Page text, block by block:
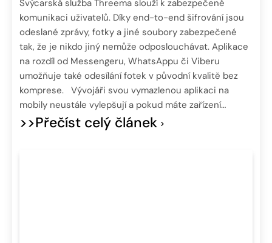
Švýcarská služba Threema slouží k zabezpečené
komunikaci uživatelů. Díky end-to-end šifrování jsou
odeslané zprávy, fotky a jiné soubory zabezpečené
tak, že je nikdo jiný nemůže odposlouchávat. Aplikace
na rozdíl od Messengeru, WhatsAppu či Viberu
umožňuje také odesílání fotek v původní kvalitě bez
komprese. Vývojáři svou vymazlenou aplikaci na
mobily neustále vylepšují a pokud máte zařízení…
>>Přečíst celý článek